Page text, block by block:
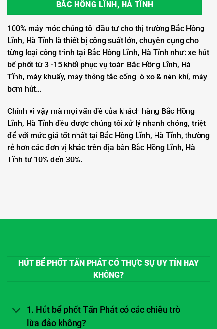
BẮC HỒNG LĨNH, HÀ TĨNH
100% máy móc chúng tôi đầu tư cho thị trường Bắc Hồng
Lĩnh, Hà Tĩnh là thiết bị công suất lớn, chuyên dụng cho
từng loại công trình tại Bắc Hồng Lĩnh, Hà Tĩnh như: xe hút
bể phốt từ 3 -15 khối phục vụ toàn Bắc Hồng Lĩnh, Hà
Tĩnh, máy khuấy, máy thông tắc cống lò xo & nén khí, máy
bơm hút…
Chính vì vậy mà mọi vấn đề của khách hàng Bắc Hồng
Lĩnh, Hà Tĩnh đều được chúng tôi xử lý nhanh chóng, triệt
để với mức giá tốt nhất tại Bắc Hồng Lĩnh, Hà Tĩnh, thường
rẻ hơn các đơn vị khác trên địa bàn Bắc Hồng Lĩnh, Hà
Tĩnh từ 10% đến 30%.
HÚT BỂ PHỐT TẤN PHÁT CÓ THỰC SỰ UY TÍN HAY
KHÔNG?
1. Hút bể phốt Tấn Phát có các chiêu trò
lừa đảo không?